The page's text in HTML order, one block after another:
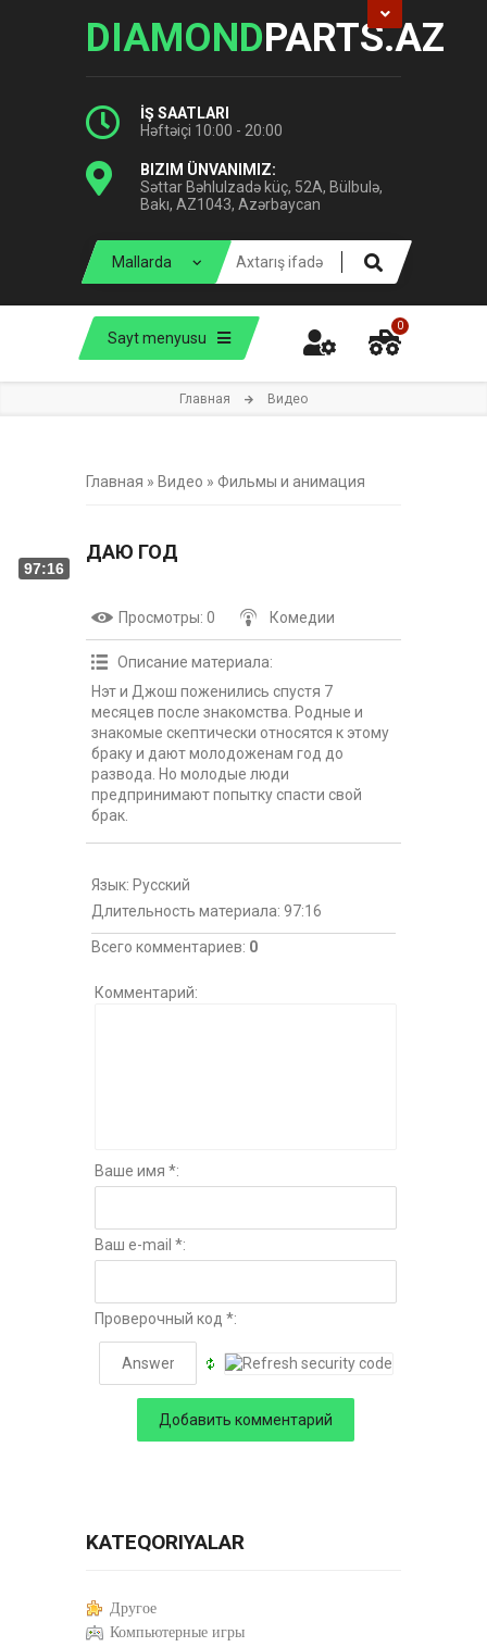
DIAMONDPARTS.AZ
İŞ SAATLARI
Həftəiçi 10:00 - 20:00
BIZIM ÜNVANIMIZ:
Səttar Bəhlulzadə küç, 52A, Bülbulə,
Bakı, AZ1043, Azərbaycan
Sayt menyusu
0
Главная Видео
Главная » Видео » Фильмы и анимация
ДАЮ ГОД
97:16
Просмотры: 0 Комедии
Описание материала:
Нэт и Джош поженились спустя 7
месяцев после знакомства. Родные и
знакомые скептически относятся к этому
браку и дают молодоженам год до
развода. Но молодые люди
предпринимают попытку спасти свой
брак.
Язык: Русский
Длительность материала: 97:16
Всего комментариев: 0
Комментарий:
Ваше имя *:
Ваш e-mail *:
Проверочный код *:
KATEQORIYALAR
Другое
Компьютерные игры